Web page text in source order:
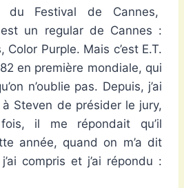
du Festival de Cannes,
un regular de Cannes :
Color Purple. Mais c’est E.T.
en première mondiale, qui
n’oublie pas. Depuis, j’ai
Steven de présider le jury,
il me répondait qu’il
année, quand on m’a dit
compris et j’ai répondu :